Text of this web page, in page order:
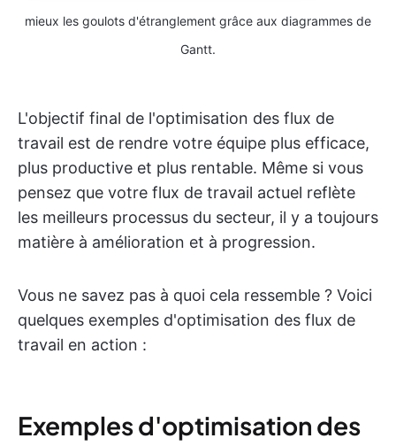
mieux les goulots d'étranglement grâce aux diagrammes de
Gantt.
L'objectif final de l'optimisation des flux de
travail est de rendre votre équipe plus efficace,
plus productive et plus rentable. Même si vous
pensez que votre flux de travail actuel reflète
les meilleurs processus du secteur, il y a toujours
matière à amélioration et à progression.
Vous ne savez pas à quoi cela ressemble ? Voici
quelques exemples d'optimisation des flux de
travail en action :
Exemples d'optimisation des